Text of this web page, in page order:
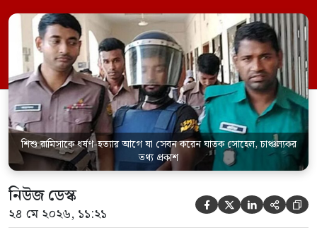
সেবন করেছিলেন বলে জবানবন্দিতে
জানিয়েছেন আসামি। রোববার (২৪ মে) সকালে
মামলার তদন্ত কর্মকর্তা পল্লবী থানার উপ-
পরিদর্শক অহিদুজ্জামান এ তথ্য নিছিত করেন।
তিনি বলেন, […]
শিশু রামিসাকে ধর্ষণ-হত্যার আগে যা সেবন করেন ঘাতক সোহেল, চাঞ্চল্যকর
তথ্য প্রকাশ
নিউজ ডেস্ক
২৪ মে ২০২৬, ১১:২১     